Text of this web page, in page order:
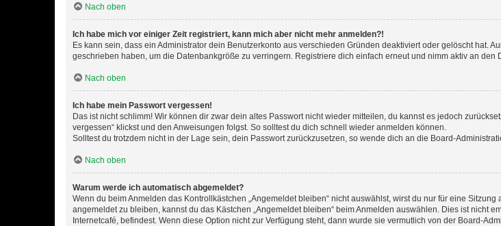
Nach oben
Ich habe mich vor einiger Zeit registriert, kann mich aber nicht mehr anmelden?!
Es kann sein, dass ein Administrator dein Benutzerkonto aus verschieden Gründen deaktiviert oder gelöscht hat.
geschrieben haben, um die Datenbankgröße zu verringern. Registriere dich einfach erneut und nimm aktiv an den
Nach oben
Ich habe mein Passwort vergessen!
Das ist nicht schlimm! Wir können dir zwar dein altes Passwort nicht wieder mitteilen, du kannst es jedoch
vergessen“ klickst und den Anweisungen folgst. So solltest du dich schnell wieder anmelden können.
Solltest du trotzdem nicht in der Lage sein, dein Passwort zurückzusetzen, so wende dich an die Board-
Nach oben
Warum werde ich automatisch abgemeldet?
Wenn du beim Anmelden das Kontrollkästchen „Angemeldet bleiben“ nicht auswählst, wirst du nur für eine
angemeldet zu bleiben, kannst du das Kästchen „Angemeldet bleiben“ beim Anmelden auswählen. Dies ist nicht
Internetcafé, befindest. Wenn diese Option nicht zur Verfügung steht, dann wurde sie vermutlich von der Board-